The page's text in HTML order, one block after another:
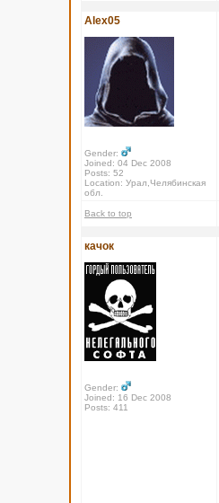
Alex05
Gender:
Joined: 04 Dec 2008
Posts: 52
Location: Урал,Челябинская
обл.
Back to top
качок
Gender:
Joined: 16 Dec 2008
Posts: 411